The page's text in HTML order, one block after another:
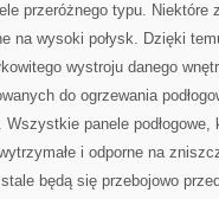
przeróżnego typu. Niektóre
na wysoki połysk. Dzięki
wystroju danego
do ogrzewania
panele podłogowe,
i odporne na
będą się przebojowo